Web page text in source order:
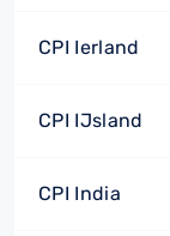
CPI Ierland
CPI IJsland
CPI India